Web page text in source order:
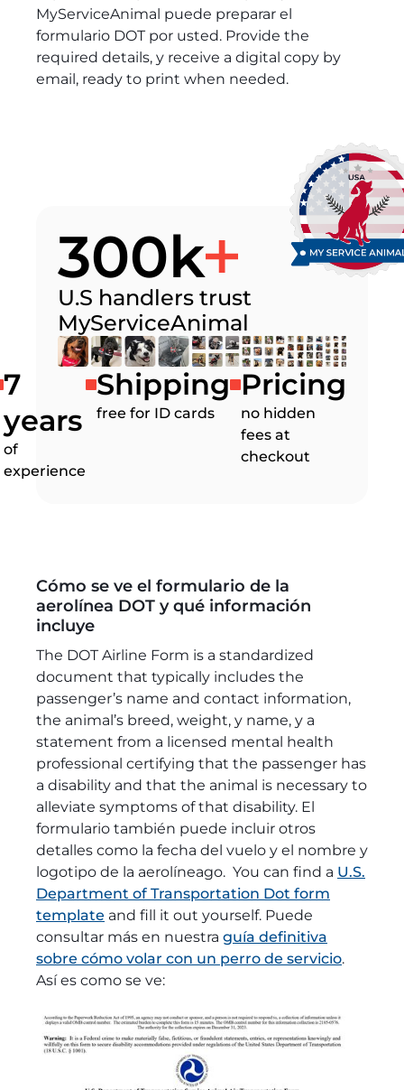
MyServiceAnimal puede preparar el
formulario DOT por usted. Provide the
required details, y receive a digital copy by
email, ready to print when needed.
300k
U.S handlers trust
MyServiceAnimal
7
years
of
experience
Shipping
free for ID cards
Pricing
no hidden
fees at
checkout
Cómo se ve el formulario de la
aerolínea DOT y qué información
incluye
The DOT Airline Form is a standardized
document that typically includes the
passenger’s name and contact information,
the animal’s breed, weight, y name, y a
statement from a licensed mental health
professional certifying that the passenger has
a disability and that the animal is necessary to
alleviate symptoms of that disability. El
formulario también puede incluir otros
detalles como la fecha del vuelo y el nombre y
logotipo de la aerolíneago. You can find a U.S.
Department of Transportation Dot form
template and fill it out yourself. Puede
consultar más en nuestra guía definitiva
sobre cómo volar con un perro de servicio.
Así es como se ve: